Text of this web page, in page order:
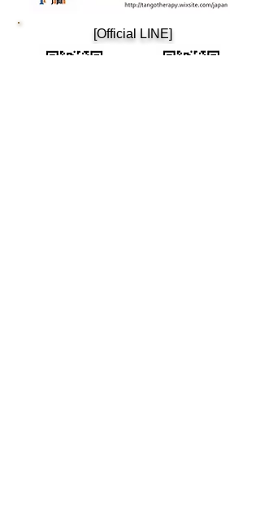
​[Official LINE]